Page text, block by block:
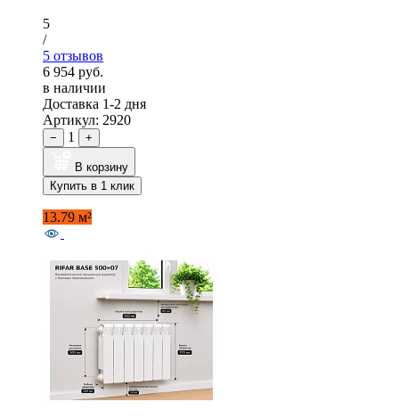
5
/
5 отзывов
6 954 руб.
в наличии
Доставка 1-2 дня
Артикул: 2920
− 1 +
В корзину
Купить в 1 клик
13.79 м²